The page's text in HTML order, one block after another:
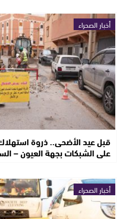
أخبار الصحراء
قبل عيد الأضحى.. ذروة
على الشبكات بجهة العيون –
أخبار الصحراء